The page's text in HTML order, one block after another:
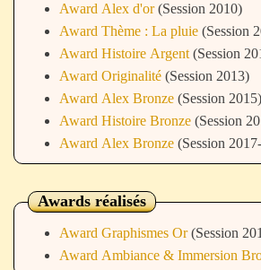
Award Alex d'or(Session 2010)
Award Thème : La pluie (Session
Award Histoire Argent (Session
Award Originalité (Session 2013)
Award Alex Bronze (Session 2015)
Award Histoire Bronze (Session
Award Alex Bronze (Session
Awards réalisés
Award Graphismes Or (Session
Award Ambiance & Immersion